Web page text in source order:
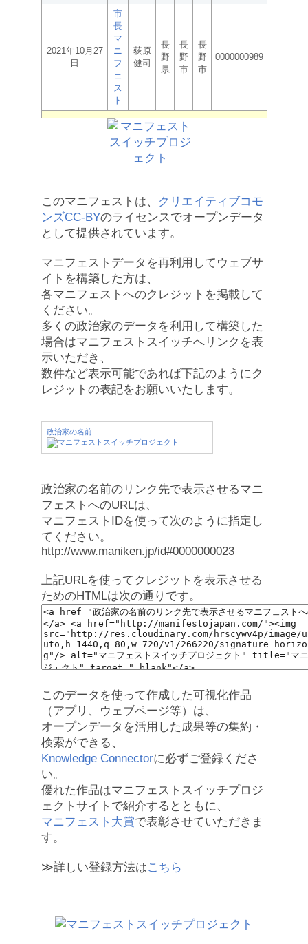
2021年10月27
日
市
長
マ
ニ
フ
ェ
ス
ト
荻原
健司
長
野
県
長
野
市
長
野
市
0000000989
このマニフェストは、
クリエイティブコモ
ンズCC-BYのライセンスでオープンデータ
として提供されています。
マニフェストデータを再利用してウェブサ
イトを構築した方は、
各マニフェストへのクレジットを掲載して
ください。
多くの政治家のデータを利用して構築した
場合はマニフェストスイッチへリンクを表
示いただき、
数件など表示可能であれば下記のようにク
レジットの表記をお願いいたします。
政治家の名前
政治家の名前のリンク先で表示させるマニ
フェストへのURLは、
マニフェストIDを使って次のように指定し
てください。
http://www.maniken.jp/id#0000000023
上記URLを使ってクレジットを表示させる
ためのHTMLは次の通りです。
このデータを使って作成した可視化作品
（アプリ、ウェブページ等）は、
オープンデータを活用した成果等の集約・
検索ができる、
Knowledge Connectorに必ずご登録くださ
い。
優れた作品はマニフェストスイッチプロジ
ェクトサイトで紹介するとともに、
マニフェスト大賞で表彰させていただきま
す。
≫詳しい登録方法はこちら